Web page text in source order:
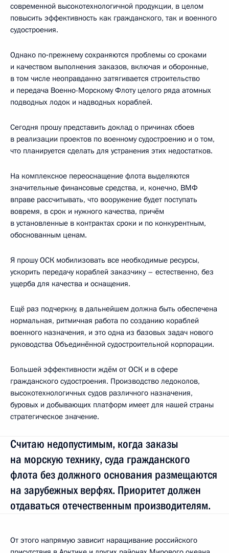
современной высокотехнологичной продукции, в целом
повысить эффективность как гражданского, так и военного
судостроения.
Однако по‑прежнему сохраняются проблемы со сроками
и качеством выполнения заказов, включая и оборонные,
в том числе неоправданно затягивается строительство
и передача Военно-Морскому Флоту целого ряда атомных
подводных лодок и надводных кораблей.
Сегодня прошу представить доклад о причинах сбоев
в реализации проектов по военному судостроению и о том,
что планируется сделать для устранения этих недостатков.
На комплексное переоснащение флота выделяются
значительные финансовые средства, и, конечно, ВМФ
вправе рассчитывать, что вооружение будет поступать
вовремя, в срок и нужного качества, причём
в установленные в контрактах сроки и по конкурентным,
обоснованным ценам.
Я прошу ОСК мобилизовать все необходимые ресурсы,
ускорить передачу кораблей заказчику – естественно, без
ущерба для качества и оснащения.
Ещё раз подчеркну, в дальнейшем должна быть обеспечена
нормальная, ритмичная работа по созданию кораблей
военного назначения, и это одна из базовых задач нового
руководства Объединённой судостроительной корпорации.
Большей эффективности ждём от ОСК и в сфере
гражданского судостроения. Производство ледоколов,
высокотехнологичных судов различного назначения,
буровых и добывающих платформ имеет для нашей страны
стратегическое значение.
Считаю недопустимым, когда заказы
на морскую технику, суда гражданского
флота без должного основания размещаются
на зарубежных верфях. Приоритет должен
отдаваться отечественным производителям.
От этого напрямую зависит наращивание российского